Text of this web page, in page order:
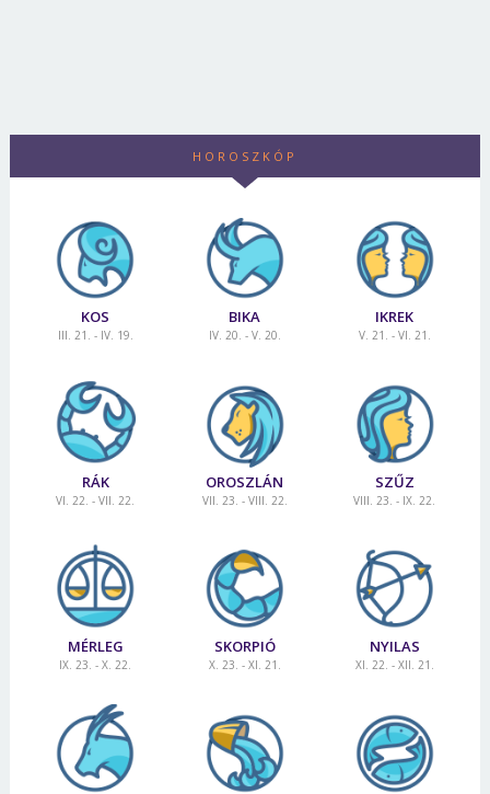
HOROSZKÓP
KOS
III. 21. - IV. 19.
BIKA
IV. 20. - V. 20.
IKREK
V. 21. - VI. 21.
RÁK
VI. 22. - VII. 22.
OROSZLÁN
VII. 23. - VIII. 22.
SZŰZ
VIII. 23. - IX. 22.
MÉRLEG
IX. 23. - X. 22.
SKORPIÓ
X. 23. - XI. 21.
NYILAS
XI. 22. - XII. 21.